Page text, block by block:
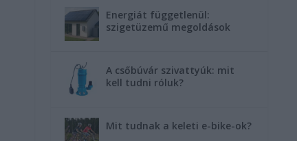
Energiát függetlenül:
szigetüzemű megoldások
A csőbúvár szivattyúk: mit
kell tudni róluk?
Mit tudnak a keleti e-bike-ok?